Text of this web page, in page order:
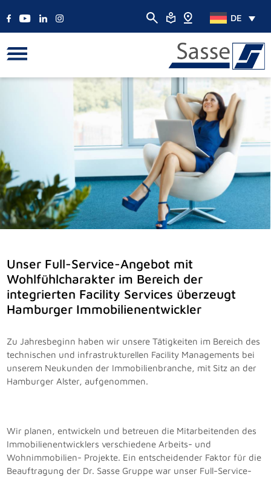
DE
Unser Full-Service-Angebot mit
Wohlfühlcharakter im Bereich der
integrierten Facility Services überzeugt
Hamburger Immobilienentwickler
Zu Jahresbeginn haben wir unsere Tätigkeiten im Bereich des
technischen und infrastrukturellen Facility Managements bei
unserem Neukunden der Immobilienbranche, mit Sitz an der
Hamburger Alster, aufgenommen.
Wir planen, entwickeln und betreuen die Mitarbeitenden des
Immobilienentwicklers verschiedene Arbeits- und
Wohnimmobilien- Projekte. Ein entscheidender Faktor für die
Beauftragung der Dr. Sasse Gruppe war unser Full-Service-